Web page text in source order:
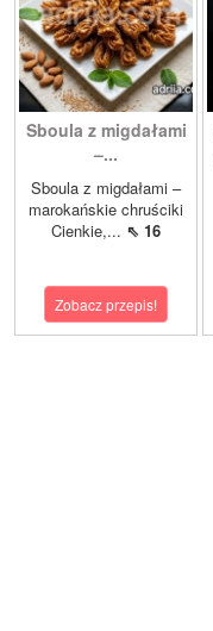
Sboula z migdałami
–...
Sboula z migdałami –
marokańskie chruściki
Cienkie,... ⇖ 16
Zobacz przepis!